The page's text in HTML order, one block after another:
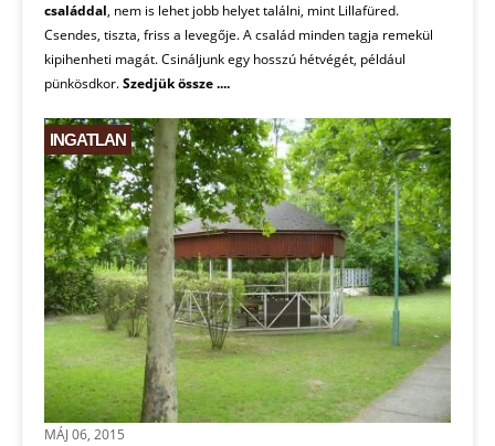
családdal, nem is lehet jobb helyet találni, mint Lillafüred.
Csendes, tiszta, friss a levegője. A család minden tagja remekül
kipihenheti magát. Csináljunk egy hosszú hétvégét, például
pünkösdkor.Szedjük össze ....
INGATLAN
MÁJ 06, 2015